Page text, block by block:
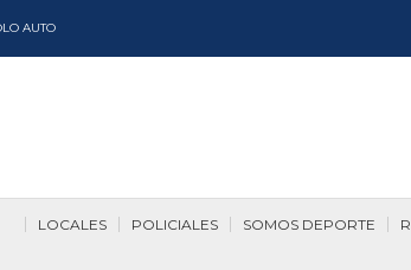
AUTO
SOMOS DEPORTE
POLICIALES
LOCALES